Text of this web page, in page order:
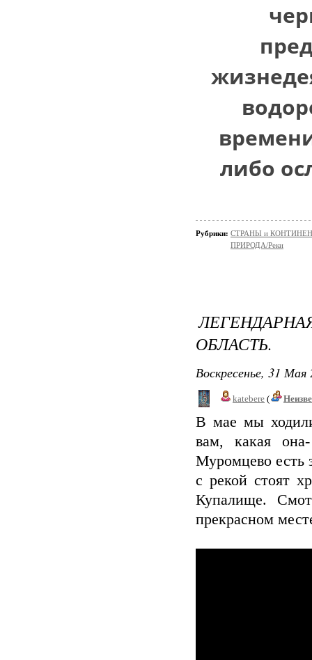
либо
Рубрики: СТРАНЫ и
ПРИРОДА/Реки
ОБЛАСТЬ.
Воскресенье, 31
katebere (
В мае мы
вам, какая
Муромцево есть
с рекой стоят
Купалище.
прекрасном